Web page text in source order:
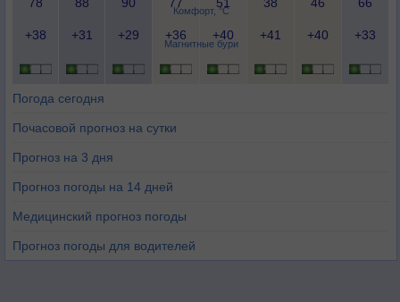
Комфорт, °C
Магнитные бури
+38 +31 +29 +36 +40 +41 +40 +33
Погода сегодня
Почасовой прогноз на сутки
Прогноз на 3 дня
Прогноз погоды на 14 дней
Медицинский прогноз погоды
Прогноз погоды для водителей